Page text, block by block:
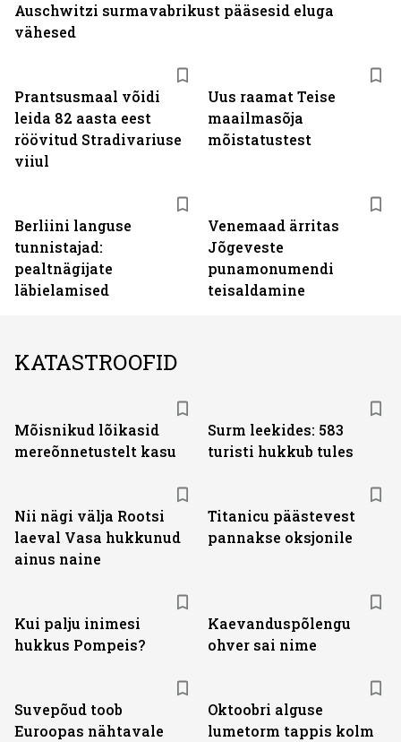
Prantsusmaal võidi
leida 82 aasta eest
röövitud Stradivariuse
viiul
Uus raamat Teise
maailmasõja
mõistatustest
Berliini languse
tunnistajad:
pealtnägijate
läbielamised
Venemaad ärritas
Jõgeveste
punamonumendi
teisaldamine
Auschwitzi surmavabrikust pääsesid eluga
vähesed
KATASTROOFID
Mõisnikud lõikasid
mereõnnetustelt kasu
Surm leekides: 583
turisti hukkub tules
Nii nägi välja Rootsi
laeval Vasa hukkunud
ainus naine
Titanicu päästevest
pannakse oksjonile
Kui palju inimesi
hukkus Pompeis?
Kaevanduspõlengu
ohver sai nime
Suvepõud toob
Euroopas nähtavale
Oktoobri alguse
lumetorm tappis kolm